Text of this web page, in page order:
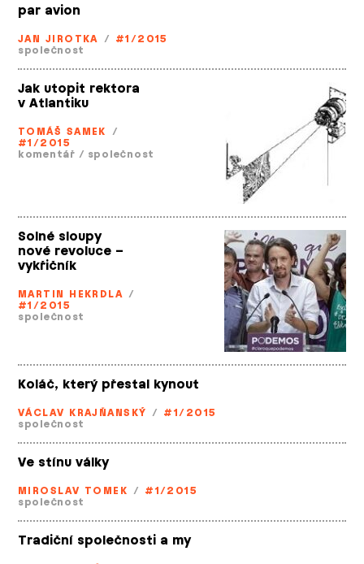
par avion
JAN JIROTKA / #1/2015
společnost
Jak utopit rektora
v Atlantiku
TOMÁŠ SAMEK /
#1/2015
komentář / společnost
Solné sloupy
nové revoluce –
vykřičník
MARTIN HEKRDLA /
#1/2015
společnost
Koláč, který přestal kynout
VÁCLAV KRAJŇANSKÝ / #1/2015
společnost
Ve stínu války
MIROSLAV TOMEK / #1/2015
společnost
Tradiční společnosti a my